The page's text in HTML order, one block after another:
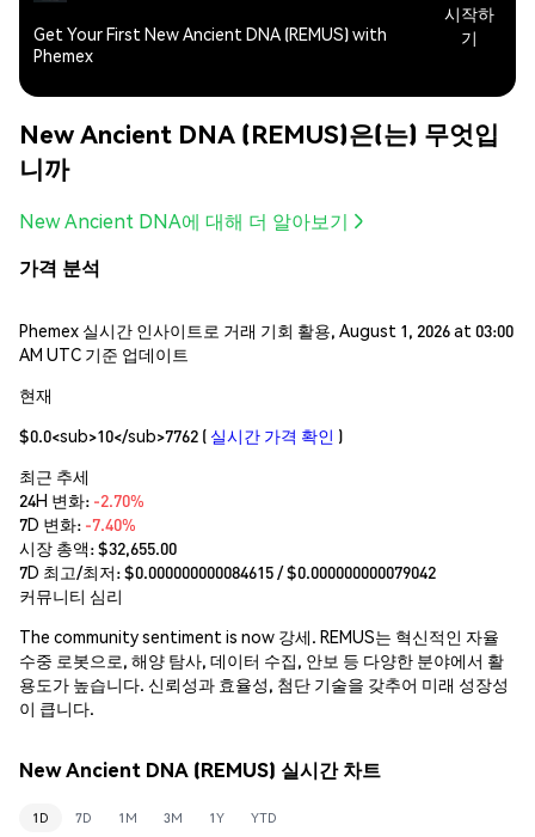
Get Your First New Ancient DNA (REMUS) with
Phemex
시작하
기
New Ancient DNA (REMUS)은(는) 무엇입
니까
New Ancient DNA에 대해 더 알아보기
가격 분석
Phemex 실시간 인사이트로 거래 기회 활용, August 1, 2026 at 03:00
AM UTC 기준 업데이트
현재
$0.0<sub>10</sub>7762 ( 실시간 가격 확인 )
최근 추세
24H 변화: -2.70%
7D 변화: -7.40%
시장 총액:$32,655.00
7D 최고/최저: $0.000000000084615 / $0.000000000079042
커뮤니티 심리
The community sentiment is now 강세. REMUS는 혁신적인 자율
수중 로봇으로, 해양 탐사, 데이터 수집, 안보 등 다양한 분야에서 활
용도가 높습니다. 신뢰성과 효율성, 첨단 기술을 갖추어 미래 성장성
이 큽니다.
New Ancient DNA (REMUS) 실시간 차트
1D 7D 1M 3M 1Y YTD